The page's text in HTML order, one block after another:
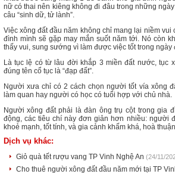
nữ có thai nên kiêng không đi đâu trong những
câu “sinh dữ, tử lành”.
Việc xông đất đầu năm không chỉ mang lại niềm vui
đình mình sẽ gặp may mắn suốt năm tới. Nó còn
thấy vui, sung sướng vì làm được việc tốt trong ngày
Là tục lệ có từ lâu đời khắp 3 miền đất nước, tục
đúng tên cổ tục là “đạp đất”.
Người xưa chỉ có 2 cách chọn người tốt vía xông
làm quan hay người có học có tuổi hợp với chủ nhà.
Người xông đất phải là đàn ông trụ cột trong gia
động, các tiêu chí này đơn giản hơn nhiều: người
khoẻ mạnh, tốt tính, và gia cảnh khấm khá, hoà thuận.
Dịch vụ khác:
Giỏ quà tết rượu vang TP Vinh Nghệ An (24/11/
Cho thuê người xông đất đầu năm mới tại TP